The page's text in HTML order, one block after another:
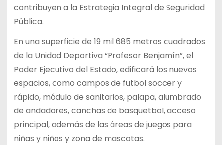
contribuyen a la Estrategia Integral de Seguridad
Pública.
En una superficie de 19 mil 685 metros cuadrados
de la Unidad Deportiva “Profesor Benjamín”, el
Poder Ejecutivo del Estado, edificará los nuevos
espacios, como campos de futbol soccer y
rápido, módulo de sanitarios, palapa, alumbrado
de andadores, canchas de basquetbol, acceso
principal, además de las áreas de juegos para
niñas y niños y zona de mascotas.